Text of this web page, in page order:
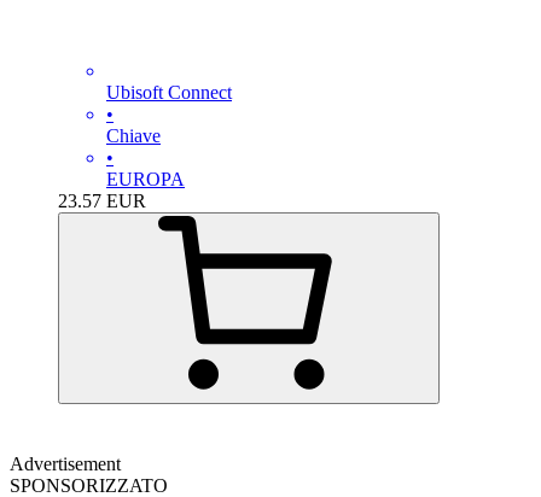
Ubisoft Connect
•
Chiave
•
EUROPA
23.57 EUR
Advertisement
SPONSORIZZATO